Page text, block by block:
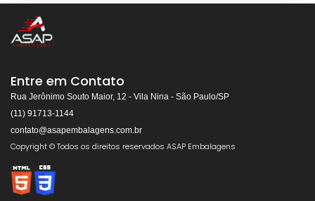
Respondemos rapidamente
👋Olá! Bem-vindo!
Somos especialistas em
Envolvedoras, Filme Stretch, Fitas de Arquear,
Selos para Fitas de Arquear, Aplicador de Filme
Entre em Contato
Rua Jerônimo Souto Maior, 12 - Vila Nina - São Paulo/SP
(11) 91713-1144
contato@asapembalagens.com.br
Copyright © Todos os direitos reservados ASAP Embalagens